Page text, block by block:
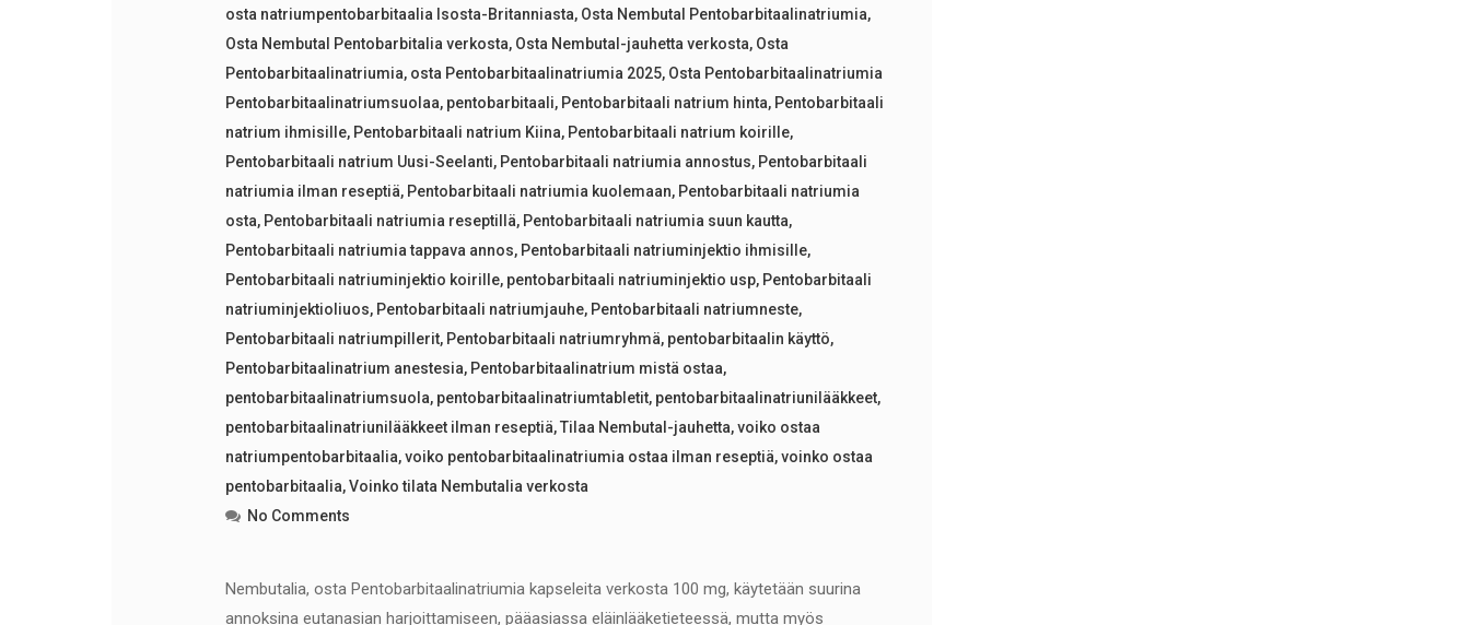
osta natriumpentobarbitaalia Isosta-Britanniasta, Osta Nembutal Pentobarbitaalinatriumia,
Osta Nembutal Pentobarbitalia verkosta, Osta Nembutal-jauhetta verkosta, Osta
Pentobarbitaalinatriumia, osta Pentobarbitaalinatriumia 2025, Osta Pentobarbitaalinatriumia
Pentobarbitaalinatriumsuolaa, pentobarbitaali, Pentobarbitaali natrium hinta, Pentobarbitaali
natrium ihmisille, Pentobarbitaali natrium Kiina, Pentobarbitaali natrium koirille,
Pentobarbitaali natrium Uusi-Seelanti, Pentobarbitaali natriumia annostus, Pentobarbitaali
natriumia ilman reseptiä, Pentobarbitaali natriumia kuolemaan, Pentobarbitaali natriumia
osta, Pentobarbitaali natriumia reseptillä, Pentobarbitaali natriumia suun kautta,
Pentobarbitaali natriumia tappava annos, Pentobarbitaali natriuminjektio ihmisille,
Pentobarbitaali natriuminjektio koirille, pentobarbitaali natriuminjektio usp, Pentobarbitaali
natriuminjektioliuos, Pentobarbitaali natriumjauhe, Pentobarbitaali natriumneste,
Pentobarbitaali natriumpillerit, Pentobarbitaali natriumryhmä, pentobarbitaalin käyttö,
Pentobarbitaalinatrium anestesia, Pentobarbitaalinatrium mistä ostaa,
pentobarbitaalinatriumsuola, pentobarbitaalinatriumtabletit, pentobarbitaalinatriunilääkkeet,
pentobarbitaalinatriunilääkkeet ilman reseptiä,Tilaa Nembutal-jauhetta,voiko ostaa
natriumpentobarbitaalia,voiko pentobarbitaalinatriumia ostaa ilman reseptiä,voinko ostaa
pentobarbitaalia,Voinko tilata Nembutalia verkosta
No Comments
Nembutalia, osta Pentobarbitaalinatriumia kapseleita verkosta 100 mg, käytetään suurina
annoksina eutanasian harjoittamiseen, pääasiassa eläinlääketieteessä, mutta myös